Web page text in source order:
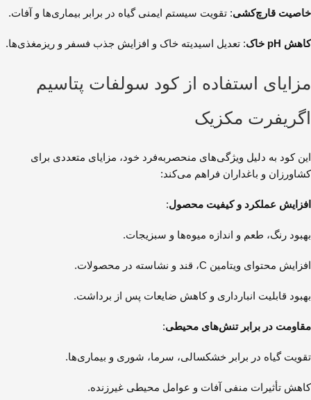
خاصیت قارچ‌کشی: تقویت سیستم ایمنی گیاه در برابر بیماری‌ها و آفات.
کاهش pH خاک : تعدیل اسیدیته خاک و افزایش جذب فسفر و ریزمغذی‌ها.
مزایای استفاده از کود سولفات پتاسیم
اگریفرت مکزیک
این کود به دلیل ویژگی‌های منحصربه‌فرد خود، مزایای متعددی برای
کشاورزان و باغداران فراهم می‌کند:
افزایش عملکرد و کیفیت محصول:
بهبود رنگ، طعم و اندازه میوه‌ها و سبزیجات.
افزایش محتوای ویتامین C، قند و نشاسته در محصولات.
بهبود قابلیت انبارداری و کاهش ضایعات پس از برداشت.
مقاومت در برابر تنش‌های محیطی:
تقویت گیاه در برابر خشکسالی، سرما، شوری و بیماری‌ها.
کاهش تأثیرات منفی آفات و عوامل محیطی غیرزنده.